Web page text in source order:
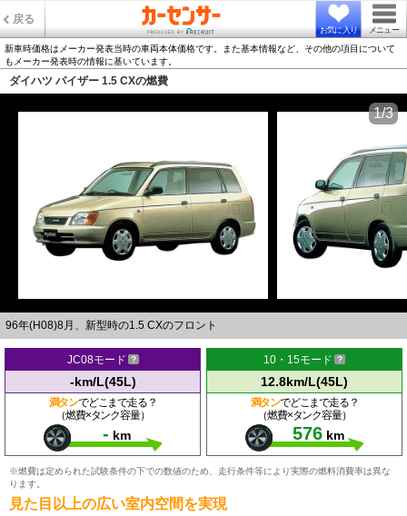
戻る
お気に入り メニュー
新車時価格はメーカー発表当時の車両本体価格です。また基本情報など、その他の項目について
もメーカー発表時の情報に基いています。
ダイハツ パイザー 1.5 CXの燃費
96年(H08)8月、新型時の1.5 CXのフロント
1/3
JC08モード
-km/L(45L)
満タンでどこまで走る？
（燃費×タンク容量）
- km
10・15モード
12.8km/L(45L)
満タンでどこまで走る？
（燃費×タンク容量）
576 km
※燃費は定められた試験条件の下での数値のため、走行条件等により実際の燃料消費率は異な
ります。
見た目以上の広い室内空間を実現